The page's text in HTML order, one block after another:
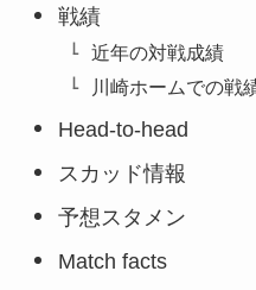
戦績
近年の対戦成績
川崎ホームでの戦
Head-to-head
スカッド情報
予想スタメン
Match facts